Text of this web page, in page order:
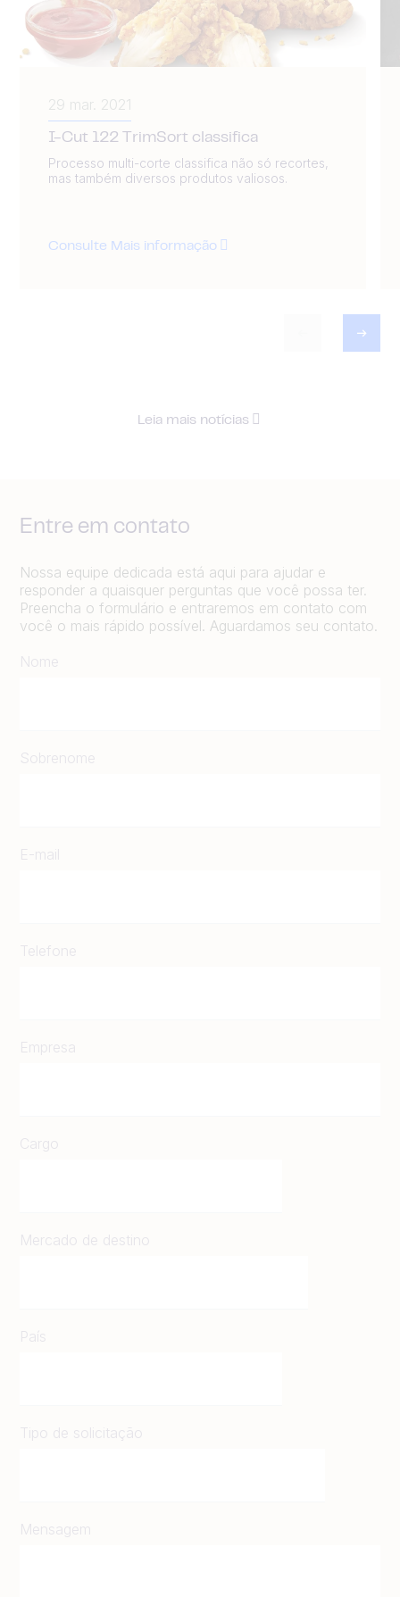
29 mar. 2021
I-Cut 122 TrimSort classifica
Processo multi-corte classifica não só recortes,
mas também diversos produtos valiosos.
Consulte Mais informação
Leia mais notícias
Entre em contato
Nossa equipe dedicada está aqui para ajudar e
responder a quaisquer perguntas que você possa ter.
Preencha o formulário e entraremos em contato com
você o mais rápido possível. Aguardamos seu contato.
Nome
Sobrenome
E-mail
Telefone
Empresa
Cargo
Mercado de destino
País
Tipo de solicitação
Mensagem